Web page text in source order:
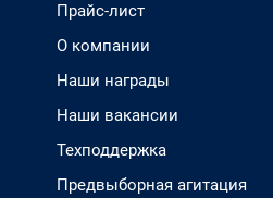
Прайс-лист
О компании
Наши награды
Наши вакансии
Техподдержка
Предвыборная агитация